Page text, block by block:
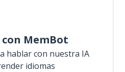
MemBot
hablar con nuestra IA
idiomas